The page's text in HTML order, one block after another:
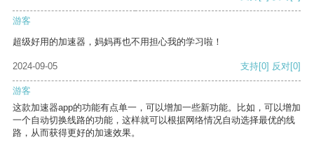
游客
超级好用的加速器，妈妈再也不用担心我的学习啦！
2024-09-05 支持[0] 反对[0]
游客
这款加速器app的功能有点单一，可以增加一些新功能。比如，可以增加
一个自动切换线路的功能，这样就可以根据网络情况自动选择最优的线
路，从而获得更好的加速效果。